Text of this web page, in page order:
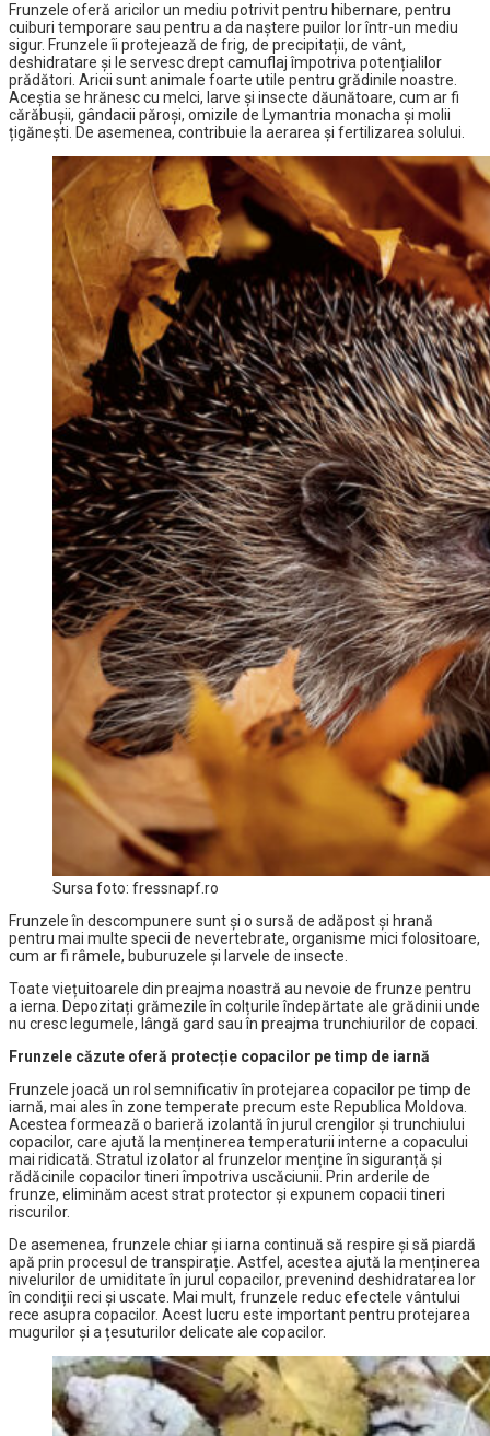
Frunzele oferă aricilor un mediu potrivit pentru hibernare, pentru
cuiburi temporare sau pentru a da naștere puilor lor într-un mediu
sigur. Frunzele îi protejează de frig, de precipitații, de vânt,
deshidratare și le servesc drept camuflaj împotriva potențialilor
prădători. Aricii sunt animale foarte utile pentru grădinile noastre.
Aceștia se hrănesc cu melci, larve și insecte dăunătoare, cum ar fi
cărăbușii, gândacii păroși, omizile de Lymantria monacha și molii
țigănești. De asemenea, contribuie la aerarea și fertilizarea solului.
Sursa foto: fressnapf.ro
Frunzele în descompunere sunt și o sursă de adăpost și hrană
pentru mai multe specii de nevertebrate, organisme mici folositoare,
cum ar fi râmele, buburuzele și larvele de insecte.
Toate viețuitoarele din preajma noastră au nevoie de frunze pentru
a ierna. Depozitați grămezile în colțurile îndepărtate ale grădinii unde
nu cresc legumele, lângă gard sau în preajma trunchiurilor de copaci.
Frunzele căzute oferă protecție copacilor pe timp de iarnă
Frunzele joacă un rol semnificativ în protejarea copacilor pe timp de
iarnă, mai ales în zone temperate precum este Republica Moldova.
Acestea formează o barieră izolantă în jurul crengilor și trunchiului
copacilor, care ajută la menținerea temperaturii interne a copacului
mai ridicată. Stratul izolator al frunzelor menține în siguranță și
rădăcinile copacilor tineri împotriva uscăciunii. Prin arderile de
frunze, eliminăm acest strat protector și expunem copacii tineri
riscurilor.
De asemenea, frunzele chiar și iarna continuă să respire și să piardă
apă prin procesul de transpirație. Astfel, acestea ajută la menținerea
nivelurilor de umiditate în jurul copacilor, prevenind deshidratarea lor
în condiții reci și uscate. Mai mult, frunzele reduc efectele vântului
rece asupra copacilor. Acest lucru este important pentru protejarea
mugurilor și a țesuturilor delicate ale copacilor.